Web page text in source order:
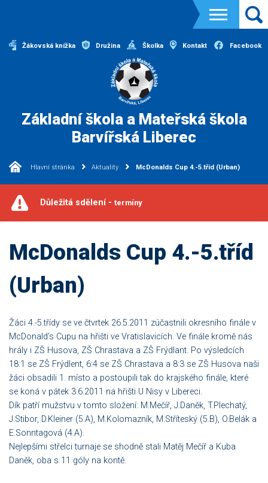
Žákovská knížka Družina Školka Kontakt Facebook
Základní škola a Mateřská škola
Barvířská Liberec
Hlavní stránka Aktuality McDonalds Cup 4.-5.tříd (Urban)
Důležitá sdělení - termíny
McDonalds Cup 4.-5.tříd
(Urban)
Žáci 4.-5.třídy se ve čtvrtek 26.5.2011 zúčastnili okresního finále v
McDonald’s Cupu na hřišti ve Vratislavicích. Ve finále kromě nás
hrály i ZŠ Husova, ZŠ Chrastava a ZŠ Frýdlant. Po výsledcích
18:1 se ZŠ Frýdlent, 6:4 se ZŠ Chrastava a 8:3 se ZŠ Husova naši
žáci obsadili 1. místo a postoupili tak do krajského finále, které
se koná v pátek 3.6.2011 na hřišti U Nisy v Libereci.
Dík patří mužstvu v tomto složení: M.Mečíř, J.Daněk, T.Plechatý,
J.Stibor, D.Kleiner (5.A), M.Kolomazník, M.Stříteský (5.B), O.Belák a
E.Sonntagová (4.A).
Nejlepšími střelci turnaje se shodně stali Matěj Mečíř a Kuba
Daněk, oba s 11 góly na kontě.